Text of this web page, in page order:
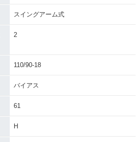
スイングアーム式
2
110/90-18
バイアス
61
H